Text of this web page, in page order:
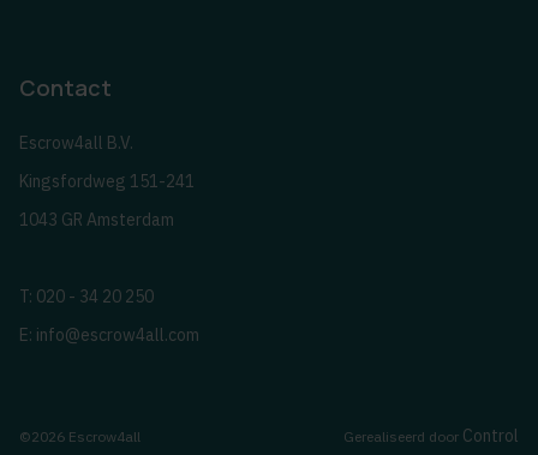
Contact
Escrow4all B.V.
Kingsfordweg 151-241
1043 GR Amsterdam
T: 020 - 34 20 250
E: info@escrow4all.com
©2026 Escrow4all Gerealiseerd door Control